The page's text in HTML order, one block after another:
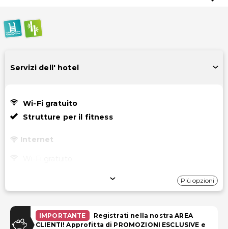
Servizi dell' hotel
Wi-Fi gratuito
Strutture per il fitness
Internet
Piscina e Benessere
Più opzioni
IMPORTANTE
Registrati nella nostra AREA
CLIENTI! Approfitta di PROMOZIONI ESCLUSIVE e